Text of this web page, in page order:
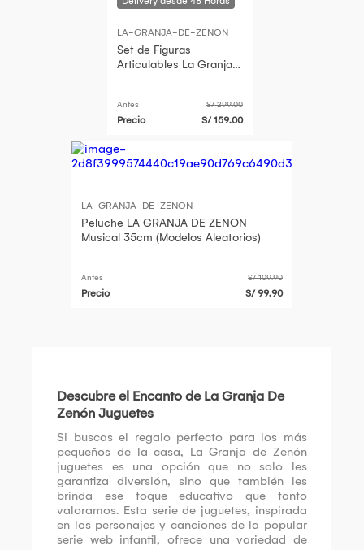
LA-GRANJA-DE-ZENON
Set de Figuras
Articulables La Granja
Antes S/ 299.00
Precio S/ 159.00
LA-GRANJA-DE-ZENON
Peluche LA GRANJA DE ZENON
Musical 35cm (Modelos Aleatorios)
Antes S/ 109.90
Precio S/ 99.90
Descubre el Encanto de La Granja De
Zenón Juguetes
Si buscas el regalo perfecto para los más
pequeños de la casa, La Granja de Zenón
juguetes es una opción que no solo les
garantiza diversión, sino que también les
brinda ese toque educativo que tanto
valoramos. Esta serie de juguetes, inspirada
en los personajes y canciones de la popular
serie web infantil, ofrece una variedad de